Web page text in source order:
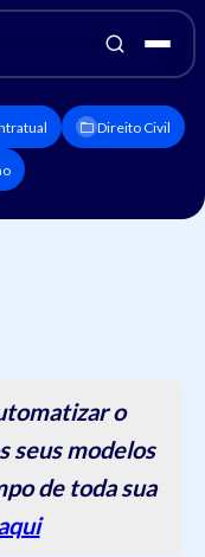
Direito Civil
o
seus modelos
de toda sua